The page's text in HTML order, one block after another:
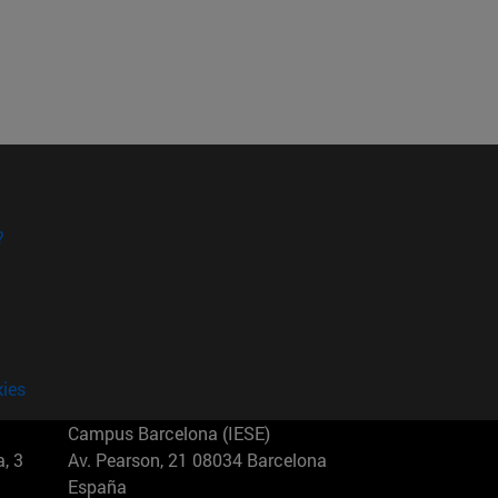
3
Campus Barcelona (IESE)
Av. Pearson, 21 08034 Barcelona
España